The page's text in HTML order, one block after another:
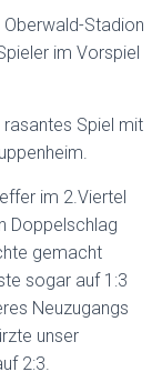
Stadion
im Vorspiel
rasantes Spiel mit
im 2.Viertel
Doppelschlag
gemacht
sogar auf 1:3
Neuzugangs
unser
2:3.